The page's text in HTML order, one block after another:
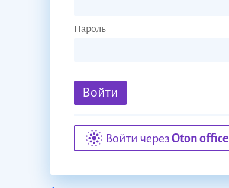
Пароль
Войти
Войти черезOton office